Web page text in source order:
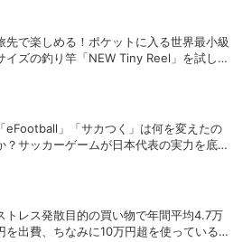
先で楽しめる！ポケットに入る世界最小級
イズの釣り竿「NEW Tiny Reel」を試して
「eFootball」「サカつく」は何を変えたの
？サッカーゲームが日本代表の実力を底上
トレス発散目的の買い物で年間平均4.7万
を出費、ちなみに10万円超を使っている